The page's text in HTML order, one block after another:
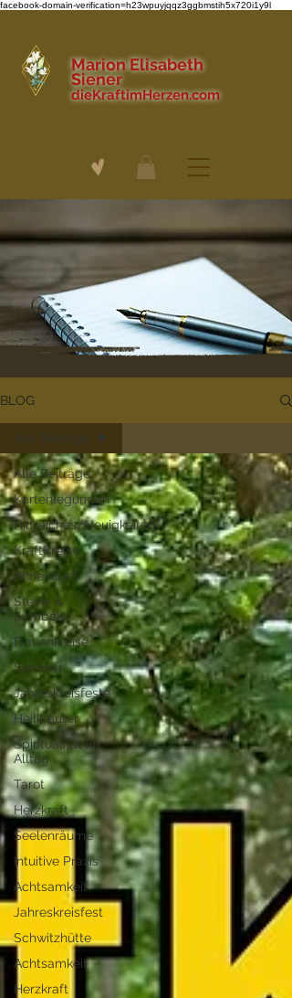
facebook-domain-verification=h23wpuyjqqz3ggbmstih5x720i1y9l
Marion Elisabeth
Siener
dieKraftimHerzen.com
BLOG
Alle Beiträge
Kartenlegungen
Hilfreiches/Neuigkeiten
KraftKreise
Ahnenkraft
Steine &
Symbole
Frauenkreise
Seminar
Jahreskreisfeste
Heilkräuter
Spiritualität im
Alltag
Tarot
Herzkraft
Seelenräume
Intuitive Praxis
Achtsamkeit
Jahreskreisfest
Schwitzhütte
Achtsamkeit
Herzkraft
Alle Beiträge